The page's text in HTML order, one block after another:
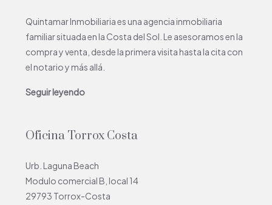
Quintamar Inmobiliaria es una agencia inmobiliaria
familiar situada en la Costa del Sol. Le asesoramos en la
compra y venta, desde la primera visita hasta la cita con
el notario y más allá.
Seguir leyendo
Oficina Torrox Costa
Urb. Laguna Beach
Modulo comercial B, local 14
29793 Torrox-Costa